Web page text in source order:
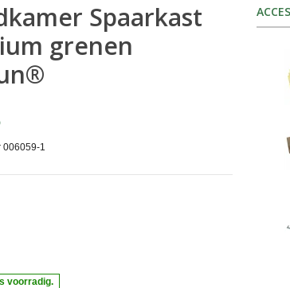
Spaarkast
grenen
006059-1
voorradig.